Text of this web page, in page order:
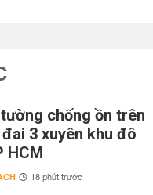
chống ồn trên
3 xuyên khu đô
HCM
18 phút trước